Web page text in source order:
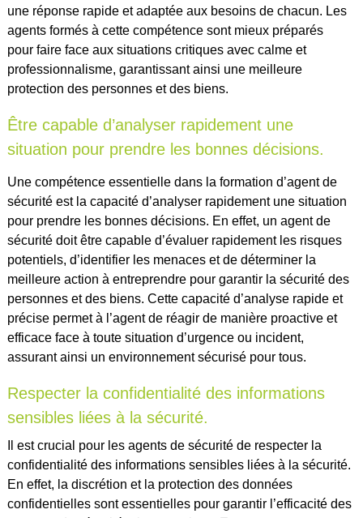
une réponse rapide et adaptée aux besoins de chacun. Les
agents formés à cette compétence sont mieux préparés
pour faire face aux situations critiques avec calme et
professionnalisme, garantissant ainsi une meilleure
protection des personnes et des biens.
Être capable d’analyser rapidement une
situation pour prendre les bonnes décisions.
Une compétence essentielle dans la formation d’agent de
sécurité est la capacité d’analyser rapidement une situation
pour prendre les bonnes décisions. En effet, un agent de
sécurité doit être capable d’évaluer rapidement les risques
potentiels, d’identifier les menaces et de déterminer la
meilleure action à entreprendre pour garantir la sécurité des
personnes et des biens. Cette capacité d’analyse rapide et
précise permet à l’agent de réagir de manière proactive et
efficace face à toute situation d’urgence ou incident,
assurant ainsi un environnement sécurisé pour tous.
Respecter la confidentialité des informations
sensibles liées à la sécurité.
Il est crucial pour les agents de sécurité de respecter la
confidentialité des informations sensibles liées à la sécurité.
En effet, la discrétion et la protection des données
confidentielles sont essentielles pour garantir l’efficacité des